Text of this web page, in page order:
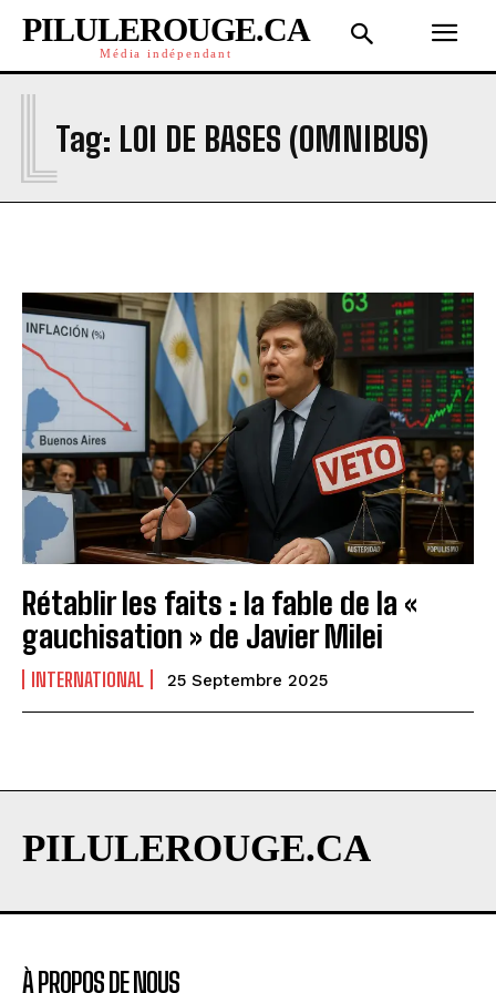
PILULEROUGE.CA
Média indépendant
Tag: LOI DE BASES (OMNIBUS)
L
Rétablir les faits : la fable de la «
gauchisation » de Javier Milei
INTERNATIONAL 25 Septembre 2025
PILULEROUGE.CA
À PROPOS DE NOUS